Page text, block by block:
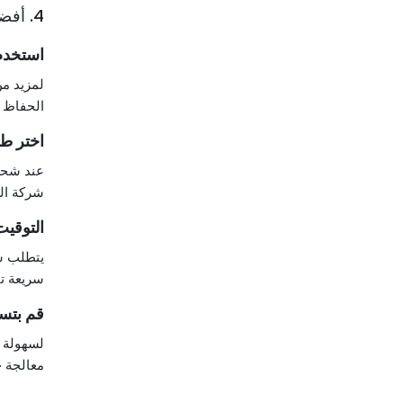
4. أفضل الممارسات لشحن الطعام المجمد
لمزيد
اختر
عند
شركة
يتطلب
سريعة
قم